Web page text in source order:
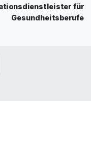
für
Gesundheitsberufe